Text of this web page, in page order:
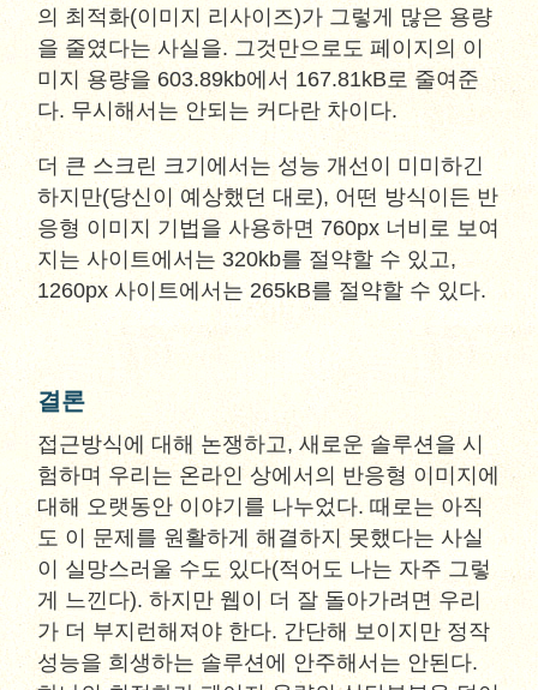
의 최적화(이미지 리사이즈)가 그렇게 많은 용량
을 줄였다는 사실을. 그것만으로도 페이지의 이
미지 용량을 603.89kb에서 167.81kB로 줄여준
다. 무시해서는 안되는 커다란 차이다.
더 큰 스크린 크기에서는 성능 개선이 미미하긴
하지만(당신이 예상했던 대로), 어떤 방식이든 반
응형 이미지 기법을 사용하면 760px 너비로 보여
지는 사이트에서는 320kb를 절약할 수 있고,
1260px 사이트에서는 265kB를 절약할 수 있다.
결론
접근방식에 대해 논쟁하고, 새로운 솔루션을 시
험하며 우리는 온라인 상에서의 반응형 이미지에
대해 오랫동안 이야기를 나누었다. 때로는 아직
도 이 문제를 원활하게 해결하지 못했다는 사실
이 실망스러울 수도 있다(적어도 나는 자주 그렇
게 느낀다). 하지만 웹이 더 잘 돌아가려면 우리
가 더 부지런해져야 한다. 간단해 보이지만 정작
성능을 희생하는 솔루션에 안주해서는 안된다.